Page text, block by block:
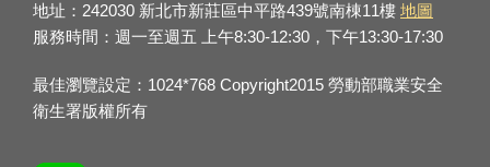
地址：242030 新北市新莊區中平路439號南棟11樓 地圖
服務時間：週一至週五 上午8:30-12:30，下午13:30-17:30
最佳瀏覽設定：1024*768 Copyright2015 勞動部職業安全
衛生署版權所有